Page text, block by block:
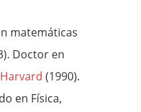
matemáticas
Doctor en
Harvard (1990).
en Física,